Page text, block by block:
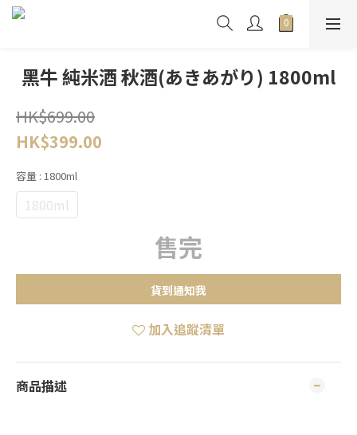
黑牛 純米酒 秋酒(あきあがり) 1800ml
HK$699.00
HK$399.00
容量 : 1800ml
1800ml
售完
貨到通知我
加入追蹤清單
商品描述